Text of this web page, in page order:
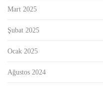
Mart 2025
Şubat 2025
Ocak 2025
Ağustos 2024